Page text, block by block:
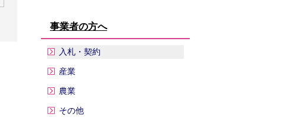
事業者の方へ
入札・契約
産業
農業
その他